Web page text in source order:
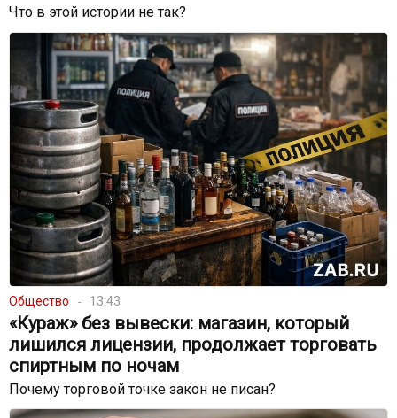
Что в этой истории не так?
Общество 13:43
«Кураж» без вывески: магазин, который
лишился лицензии, продолжает торговать
спиртным по ночам
Почему торговой точке закон не писан?